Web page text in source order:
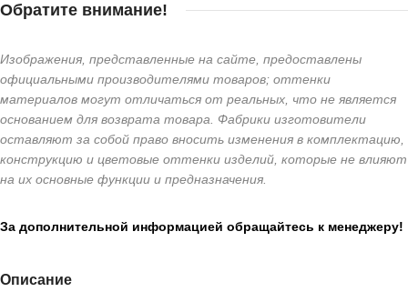
Обратите внимание!
Изображения, представленные на сайте, предоставлены
официальными производителями товаров; оттенки
материалов могут отличаться от реальных, что не является
основанием для возврата товара. Фабрики изготовители
оставляют за собой право вносить изменения в комплектацию,
конструкцию и цветовые оттенки изделий, которые не влияют
на их основные функции и предназначения.
За дополнительной информацией обращайтесь к менеджеру!
Описание